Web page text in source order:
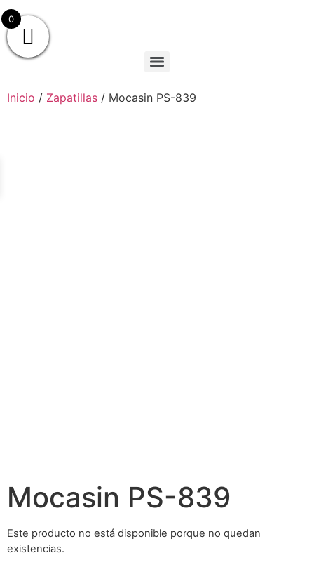
Inicio / Zapatillas / Mocasin PS-839
Mocasin PS-839
Este producto no está disponible porque no quedan
existencias.
0